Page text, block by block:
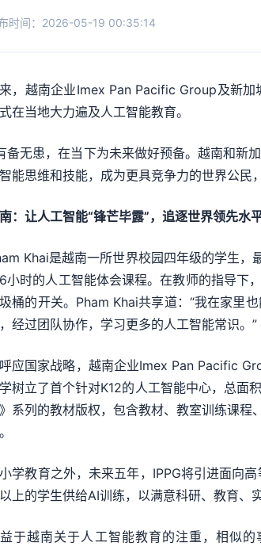
时间：2026-05-19 00:35:14
，越南企业Imex Pan Pacific Group及新加
在当地大力遍及人工智能教育。
备无患，在当下为未来做好预备。越南和新
能思维和技能，成为更具竞争力的世界公民
：让人工智能“锋芒毕露”，追逐世界领先水
Khai是越南一所世界校园四年级的学生
小时的人工智能体会课程。在教师的指导下
桶的开关。Pham Khai共享道：“我在家里
经过团队协作，学习更多的人工智能常识。”
应国家战略，越南企业Imex Pan Pacific
树立了首个针对K12的人工智能中心，总面
系列的教材版权，包含教材、教室训练课
学教育之外，未来五年，IPPG将引进面向
上的学生供给AI训练，以满意科研、教育、
于越南关于人工智能教育的注重，相似